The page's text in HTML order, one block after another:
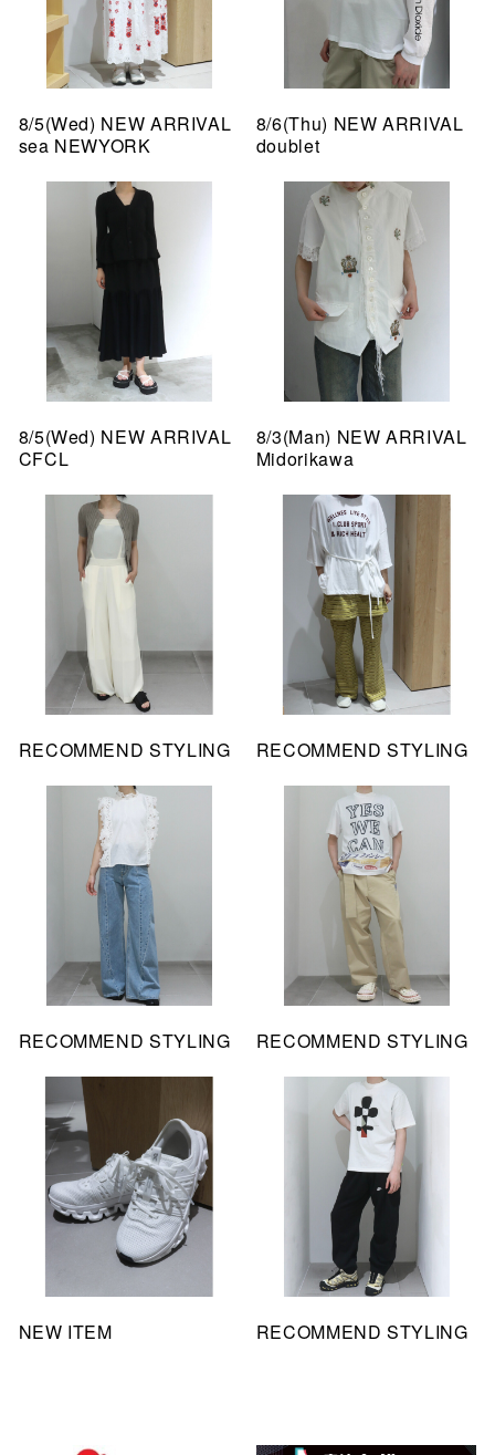
8/5(Wed) NEW ARRIVAL
sea NEWYORK
8/6(Thu) NEW ARRIVAL
doublet
8/5(Wed) NEW ARRIVAL
CFCL
8/3(Man) NEW ARRIVAL
Midorikawa
RECOMMEND STYLING RECOMMEND STYLING
RECOMMEND STYLING RECOMMEND STYLING
NEW ITEM RECOMMEND STYLING